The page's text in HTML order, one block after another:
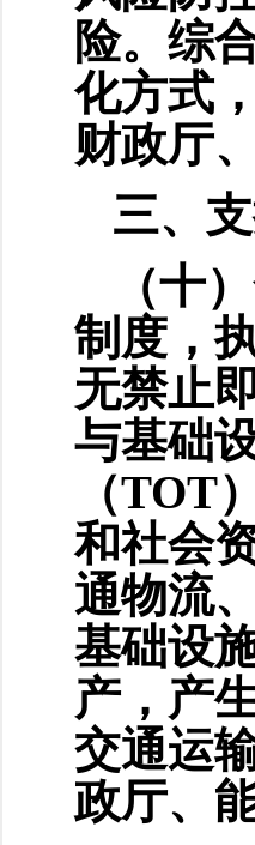
险。综
化方式
财政厅
三、
（十
制度，
无禁止
与基础
（
和社会
通物流
基础设
产，产
交通运
政厅、